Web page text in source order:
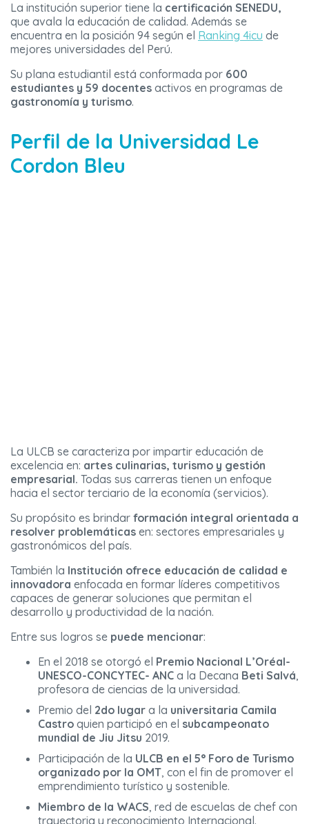
La institución superior tiene la certificación SENEDU,
que avala la educación de calidad. Además se
encuentra en la posición 94 según el Ranking 4icu de
mejores universidades del Perú.
Su plana estudiantil está conformada por 600
estudiantes y 59 docentes activos en programas de
gastronomía y turismo.
Perfil de la Universidad Le
Cordon Bleu
La ULCB se caracteriza por impartir educación de
excelencia en: artes culinarias, turismo y gestión
empresarial. Todas sus carreras tienen un enfoque
hacia el sector terciario de la economía (servicios).
Su propósito es brindar formación integral orientada a
resolver problemáticas en: sectores empresariales y
gastronómicos del país.
También la Institución ofrece educación de calidad e
innovadora enfocada en formar líderes competitivos
capaces de generar soluciones que permitan el
desarrollo y productividad de la nación.
Entre sus logros se puede mencionar:
En el 2018 se otorgó el Premio Nacional L’Oréal-
UNESCO-CONCYTEC- ANC a la Decana Beti Salvá,
profesora de ciencias de la universidad.
Premio del 2do lugar a la universitaria Camila
Castro quien participó en el subcampeonato
mundial de Jiu Jitsu 2019.
Participación de la ULCB en el 5° Foro de Turismo
organizado por la OMT, con el fin de promover el
emprendimiento turístico y sostenible.
Miembro de la WACS, red de escuelas de chef con
trayectoria y reconocimiento Internacional.